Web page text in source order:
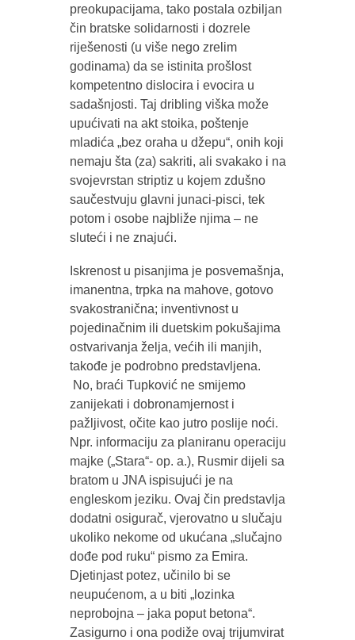
preokupacijama, tako postala ozbiljan
čin bratske solidarnosti i dozrele
riješenosti (u više nego zrelim
godinama) da se istinita prošlost
kompetentno dislocira i evocira u
sadašnjosti. Taj dribling viška može
upućivati na akt stoika, poštenje
mladića „bez oraha u džepu“, onih koji
nemaju šta (za) sakriti, ali svakako i na
svojevrstan striptiz u kojem zdušno
saučestvuju glavni junaci-pisci, tek
potom i osobe najbliže njima – ne
sluteći i ne znajući.
Iskrenost u pisanjima je posvemašnja,
imanentna, trpka na mahove, gotovo
svakostranična; inventivnost u
pojedinačnim ili duetskim pokušajima
ostvarivanja želja, većih ili manjih,
takođe je podrobno predstavljena.
No, braći Tupković ne smijemo
zanijekati i dobronamjernost i
pažljivost, očite kao jutro poslije noći.
Npr. informaciju za planiranu operaciju
majke („Stara“- op. a.), Rusmir dijeli sa
bratom u JNA ispisujući je na
engleskom jeziku. Ovaj čin predstavlja
dodatni osigurač, vjerovatno u slučaju
ukoliko nekome od ukućana „slučajno
dođe pod ruku“ pismo za Emira.
Djetinjast potez, učinilo bi se
neupućenom, a u biti „lozinka
neprobojna – jaka poput betona“.
Zasigurno i ona podiže ovaj trijumvirat